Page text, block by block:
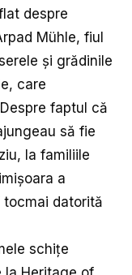
despre
Mühle, fiul
și grădinile
care
faptul că
să fie
la familiile
a
tocmai datorită
schițe